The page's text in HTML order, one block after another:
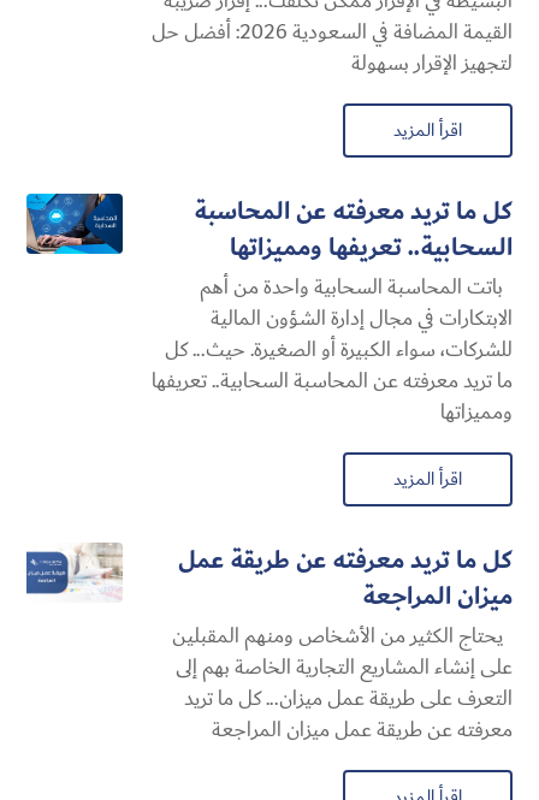
القيمة المضافة في السعودية 2026: أفضل حل
لتجهيز الإقرار بسهولة
اقرأ المزيد
كل ما تريد معرفته عن المحاسبة
السحابية​.. تعريفها ومميزاتها
باتت المحاسبة السحابية​ واحدة من أهم
الابتكارات في مجال إدارة الشؤون المالية
للشركات، سواء الكبيرة أو الصغيرة. حيث... كل
ما تريد معرفته عن المحاسبة السحابية​.. تعريفها
ومميزاتها
اقرأ المزيد
كل ما تريد معرفته عن طريقة عمل
ميزان المراجعة
يحتاج الكثير من الأشخاص ومنهم المقبلين
على إنشاء المشاريع التجارية الخاصة بهم إلى
التعرف على طريقة عمل ميزان... كل ما تريد
معرفته عن طريقة عمل ميزان المراجعة